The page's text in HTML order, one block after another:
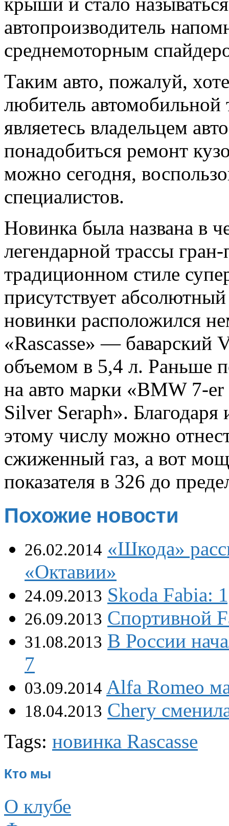
автопроизводитель
среднемоторным
Таким авто, пожалуй,
любитель
являетесь владельцем
понадобиться ремонт
можно сегодня,
специалистов.
Новинка была названа в
легендарной трассы
традиционном стиле
присутствует
новинки расположился
«Rascasse» — баварский
объемом в 5,4 л. Раньше
на авто марки «BMW 7-
Silver Seraph».
этому числу можно
сжиженный газ, а вот
показателя в 326 до
Похожие новости
26.02.2014 «Шкода»
«Октавии»
24.09.2013 Skoda Fabia:
26.09.2013 Спортивной
31.08.2013 В России
7
03.09.2014 Alfa Romeo
18.04.2013 Chery
Tags: новинка Rascasse
Кто мы
О клубе